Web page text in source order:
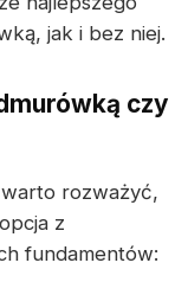
jak i bez niej.
czy
rozważyć,
z
fundamentów: